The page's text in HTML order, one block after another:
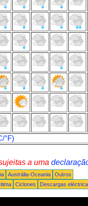
°F)
a uma
Austrália-Oceania
Outros
Ciclones Descargas